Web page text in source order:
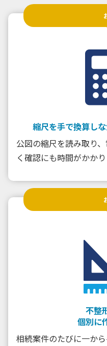
縮尺を手で換算し
公図の縮尺を読み取り
く確認にも時間がかかり
不整
個別に
相続案件のたびに一か